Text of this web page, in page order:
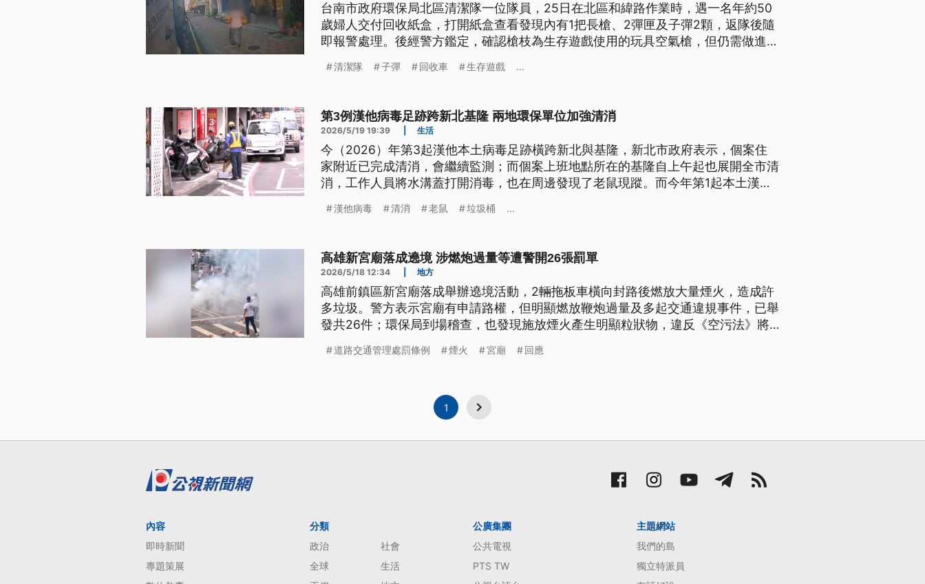
台南市政府環保局北區清潔隊一位隊員，25日在北區和緯路作業時，遇一名年約50
歲婦人交付回收紙盒，打開紙盒查看發現內有1把長槍、2彈匣及子彈2顆，返隊後隨
即報警處理。後經警方鑑定，確認槍枝為生存遊戲使用的玩具空氣槍，但仍需做進一
清潔隊 子彈 回收車 生存遊戲 ...
第3例漢他病毒足跡跨新北基隆 兩地環保單位加強清消
2026/5/19 19:39 生活
今（2026）年第3起漢他本土病毒足跡橫跨新北與基隆，新北市政府表示，個案住
家附近已完成清消，會繼續監測；而個案上班地點所在的基隆自上午起也展開全市清
消，工作人員將水溝蓋打開消毒，也在周邊發現了老鼠現蹤。而今年第1起本土漢他
世；第2起個案在新北市，但回溯潛伏期並無老鼠接觸史，日前已康復出院。
漢他病毒 清消 老鼠 垃圾桶 ...
高雄新宮廟落成遶境 涉燃炮過量等遭警開26張罰單
2026/5/18 12:34 地方
高雄前鎮區新宮廟落成舉辦遶境活動，2輛拖板車橫向封路後燃放大量煙火，造成許
多垃圾。警方表示宮廟有申請路權，但明顯燃放鞭炮過量及多起交通違規事件，已舉
發共26件；環保局到場稽查，也發現施放煙火產生明顯粒狀物，違反《空污法》將
道路交通管理處罰條例 煙火 宮廟 回應
1
內容
即時新聞
專題策展
分類
政治
社會
全球
生活
公廣集團
公共電視
PTS TW
主題網站
我們的島
獨立特派員